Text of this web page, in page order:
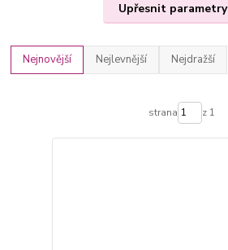
Upřesnit parametry
Nejnovější Nejlevnější Nejdražší
strana z 1